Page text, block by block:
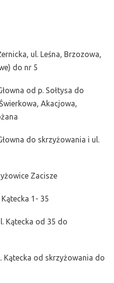
ul. Leśna, Brzozowa,
do nr 5
od p. Sołtysa do
Akacjowa,
do skrzyżowania i ul.
Zacisze
1- 35
Kątecka od 35 do
Kątecka od skrzyżowania do